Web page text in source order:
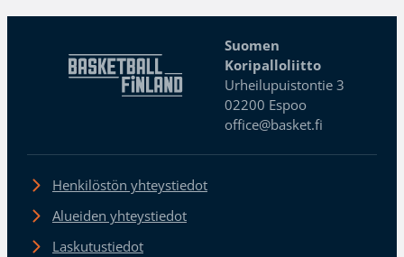
Suomen
Koripalloliitto
Urheilupuistontie 3
02200 Espoo
office@basket.fi
Henkilöstön yhteystiedot
Alueiden yhteystiedot
Laskutustiedot